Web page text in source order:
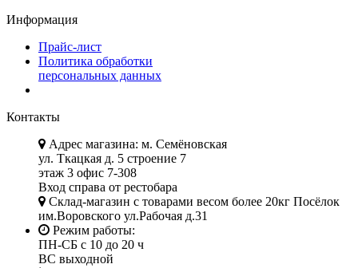
Информация
Прайс-лист
Политика обработки
персональных данных
Контакты
Адрес магазина: м. Семёновская
ул. Ткацкая д. 5 строение 7
этаж 3 офис 7-308
Вход справа от рестобара
Склад-магазин с товарами весом более 20кг Посёлок
им.Воровского ул.Рабочая д.31
Режим работы:
ПН-СБ с 10 до 20 ч
ВС выходной